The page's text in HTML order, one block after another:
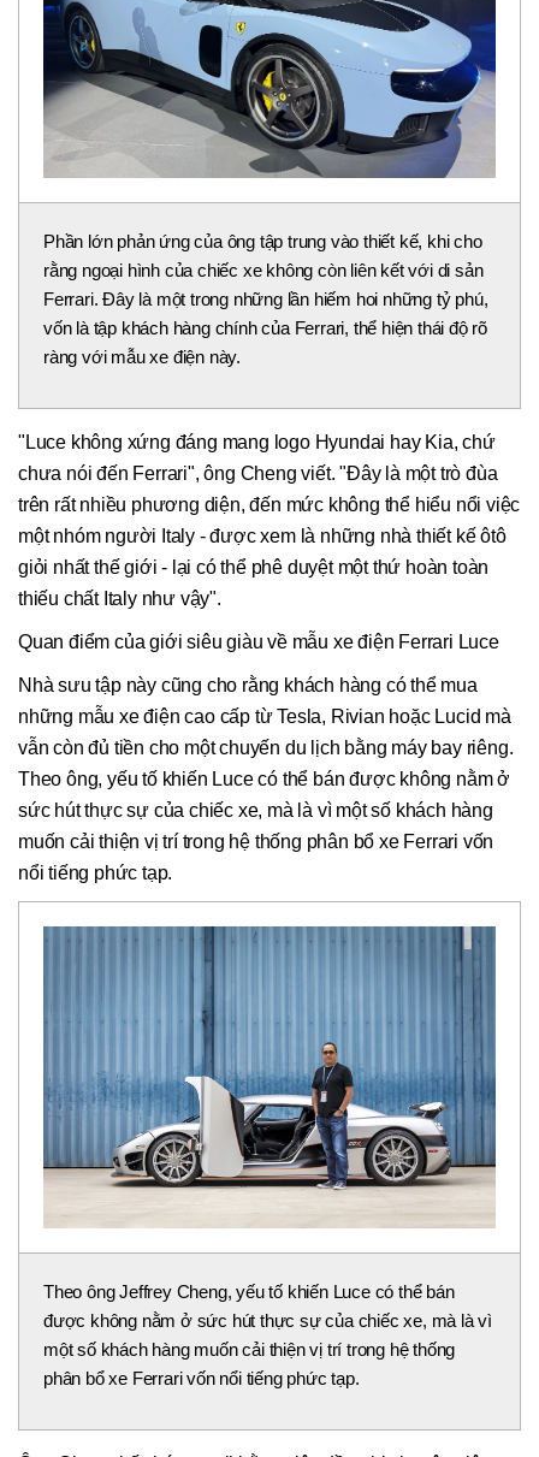
Phần lớn phản ứng của ông tập trung vào thiết kế, khi cho
rằng ngoại hình của chiếc xe không còn liên kết với di sản
Ferrari. Đây là một trong những lần hiếm hoi những tỷ phú,
vốn là tập khách hàng chính của Ferrari, thể hiện thái độ rõ
ràng với mẫu xe điện này.
"Luce không xứng đáng mang logo Hyundai hay Kia, chứ
chưa nói đến Ferrari", ông Cheng viết. "Đây là một trò đùa
trên rất nhiều phương diện, đến mức không thể hiểu nổi việc
một nhóm người Italy - được xem là những nhà thiết kế ôtô
giỏi nhất thế giới - lại có thể phê duyệt một thứ hoàn toàn
thiếu chất Italy như vậy".
Quan điểm của giới siêu giàu về mẫu xe điện Ferrari Luce
Nhà sưu tập này cũng cho rằng khách hàng có thể mua
những mẫu xe điện cao cấp từ Tesla, Rivian hoặc Lucid mà
vẫn còn đủ tiền cho một chuyến du lịch bằng máy bay riêng.
Theo ông, yếu tố khiến Luce có thể bán được không nằm ở
sức hút thực sự của chiếc xe, mà là vì một số khách hàng
muốn cải thiện vị trí trong hệ thống phân bổ xe Ferrari vốn
nổi tiếng phức tạp.
Theo ông Jeffrey Cheng, yếu tố khiến Luce có thể bán
được không nằm ở sức hút thực sự của chiếc xe, mà là vì
một số khách hàng muốn cải thiện vị trí trong hệ thống
phân bổ xe Ferrari vốn nổi tiếng phức tạp.